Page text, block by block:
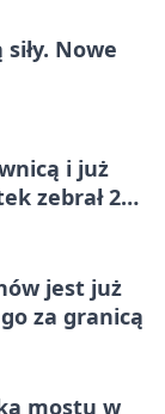
Nowe
i już
zebrał 23
jest już
za granicą
mostu w